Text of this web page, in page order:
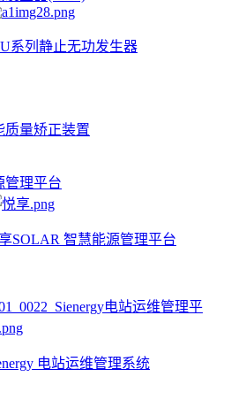
系列静止无功发生器
质量矫正装置
管理平台
SOLAR 智慧能源管理平台
电站运维管理系统